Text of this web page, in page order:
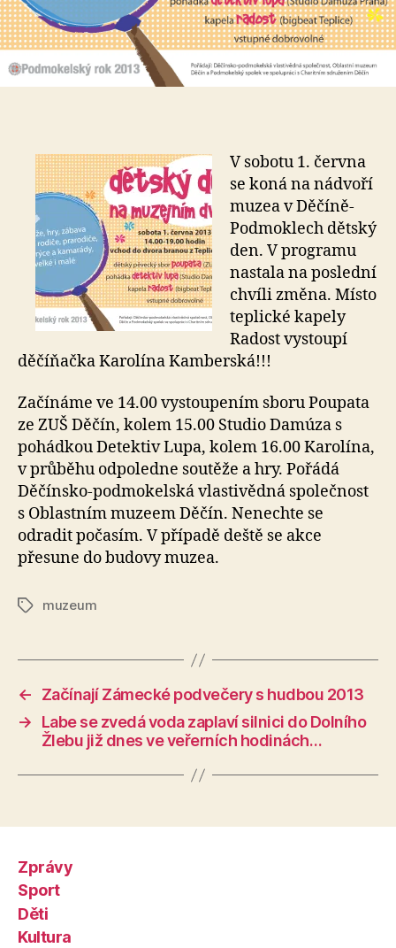
V sobotu 1. června
se koná na nádvoří
muzea v Děčíně-
Podmoklech dětský
den. V programu
nastala na poslední
chvíli změna. Místo
teplické kapely
Radost vystoupí
děčíňačka Karolína Kamberská!!!
Začínáme ve 14.00 vystoupením sboru Poupata
ze ZUŠ Děčín, kolem 15.00 Studio Damúza s
pohádkou Detektiv Lupa, kolem 16.00 Karolína,
v průběhu odpoledne soutěže a hry. Pořádá
Děčínsko-podmokelská vlastivědná společnost
s Oblastním muzeem Děčín. Nenechte se
odradit počasím. V případě deště se akce
přesune do budovy muzea.
Štítkymuzeum
←
Začínají Zámecké podvečery s hudbou 2013
→
Labe se zvedá voda zaplaví silnici do Dolního
Žlebu již dnes ve veřerních hodinách…
Zprávy
Sport
Děti
Kultura